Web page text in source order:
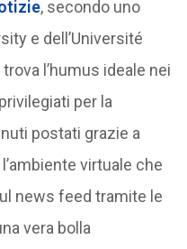
, secondo uno
e dell’Université
trova l’humus ideale nei
per la
postati grazie a
virtuale che
news feed tramite le
vera bolla